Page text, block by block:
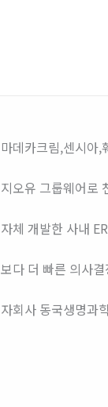
마데카크림,센시아,
지오유 그룹웨어로
자체 개발한 사내
보다 더 빠른 의사
자회사 동국생명과